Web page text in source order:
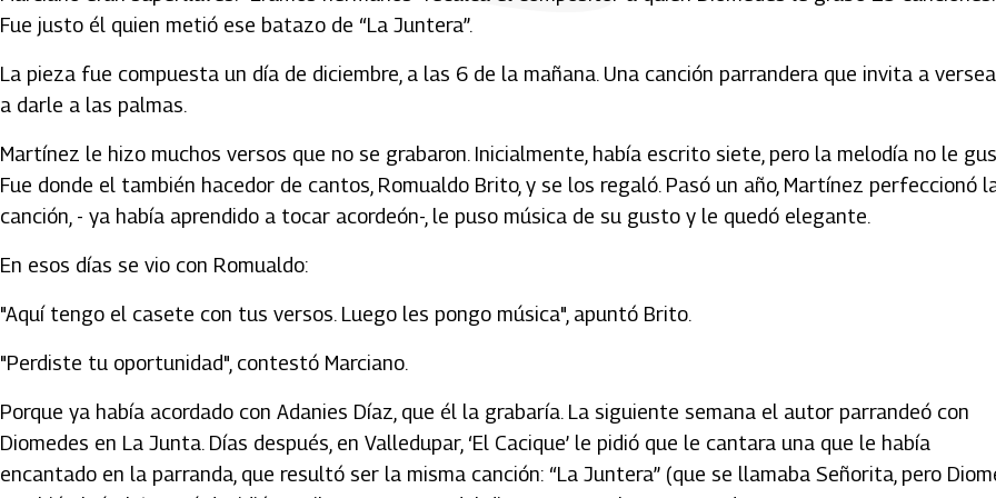
Fue justo él quien metió ese batazo de “La Juntera”.
La pieza fue compuesta un día de diciembre, a las 6 de la mañana. Una canción parrandera que invita a
a darle a las palmas.
Martínez le hizo muchos versos que no se grabaron. Inicialmente, había escrito siete, pero la melodía no le
Fue donde el también hacedor de cantos, Romualdo Brito, y se los regaló. Pasó un año, Martínez perfeccionó
canción, - ya había aprendido a tocar acordeón-, le puso música de su gusto y le quedó elegante.
En esos días se vio con Romualdo:
"Aquí tengo el casete con tus versos. Luego les pongo música", apuntó Brito.
"Perdiste tu oportunidad", contestó Marciano.
Porque ya había acordado con Adanies Díaz, que él la grabaría. La siguiente semana el autor parrandeó con
Diomedes en La Junta. Días después, en Valledupar, ‘El Cacique’ le pidió que le cantara una que le había
encantado en la parranda, que resultó ser la misma canción: “La Juntera” (que se llamaba Señorita, pero